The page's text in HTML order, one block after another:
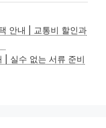
안내 | 교통비 할인과
| 실수 없는 서류 준비